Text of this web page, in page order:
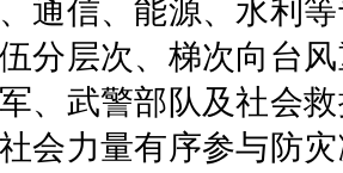
通信、能源、水利
分层次、梯次向台
、武警部队及社会
会力量有序参与防